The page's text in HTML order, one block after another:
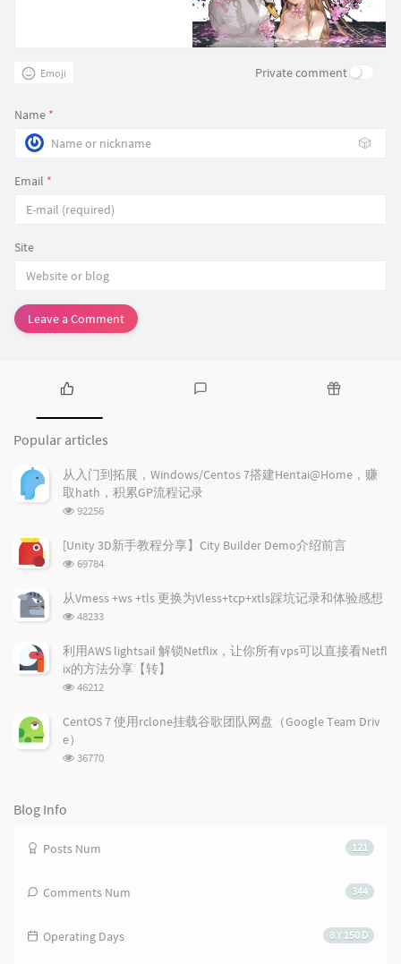
Emoji Private comment
Name *
🎲
Email *
Site
Leave a Comment
p
u
l
a
a
r
i
c
e
s
e
s
o
e
s
r
t
c
s
Popular articles
从入门到拓展，Windows/Centos 7搭建Hentai@Home，赚
取hath，积累GP流程记录
浏
次
数:
92256
[Unity 3D新手教程分享】City Builder Demo介绍前言
浏
次
69784
从Vmess +ws +tls 更换为Vless+tcp+xtls踩坑记录和体验感想
浏
次
数:
48233
利用AWS lightsail 解锁Netflix，让你所有vps可以直接看Netfl
ix的方法分享【转】
浏
次
46212
CentOS 7 使用rclone挂载谷歌团队网盘（Google Team Driv
e）
浏
36770
Blog Info
121
Posts Num
344
Comments Num
8 Y 150 D
Operating Days